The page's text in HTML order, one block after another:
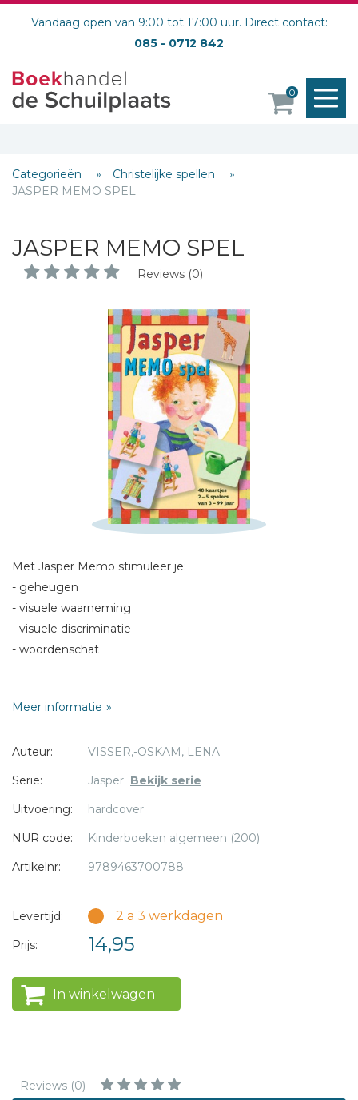
Vandaag open van 9:00 tot 17:00 uur. Direct contact:
085 - 0712 842
0
Categorieën
Christelijke spellen
JASPER MEMO SPEL
JASPER MEMO SPEL
Reviews (0)
Met Jasper Memo stimuleer je:
- geheugen
- visuele waarneming
- visuele discriminatie
- woordenschat
2-5 spelers
Meer informatie
Auteur:
VISSER,-OSKAM, LENA
Serie:
Jasper Bekijk serie
Uitvoering:
hardcover
NUR code:
Kinderboeken algemeen (200)
Artikelnr:
9789463700788
Levertijd: 2 a 3 werkdagen
Prijs: 14,95
In winkelwagen
Reviews (0)
Schrijf hieronder je review!
E-mail *
Titel *
* = verplicht